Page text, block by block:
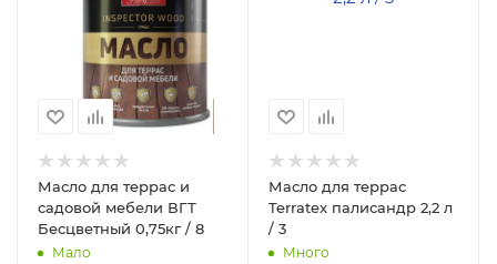
Масло для террас и
садовой мебели ВГТ
Бесцветный 0,75кг / 8
Мало
Масло для террас
Terratex палисандр 2,2 л
/ 3
Много